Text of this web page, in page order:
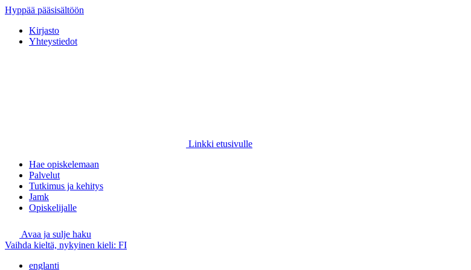
Hyppää pääsisältöön
Kirjasto
Yhteystiedot
Linkki etusivulle
Hae opiskelemaan
Palvelut
Tutkimus ja kehitys
Jamk
Opiskelijalle
Avaa ja sulje haku
Vaihda kieltä, nykyinen kieli: FI
englanti